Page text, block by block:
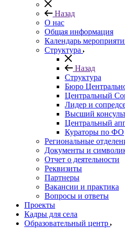
Назад
О нас
Общая информация
Календарь
Структура
Назад
Структура
Бюро
Центральный
Лидер и
Высший
Центральный
Кураторы по ФО
Региональные
Документы и
Отчет о деятельности
Реквизиты
Партнеры
Вакансии и практика
Вопросы и ответы
Проекты
Кадры для села
Образовательный центр